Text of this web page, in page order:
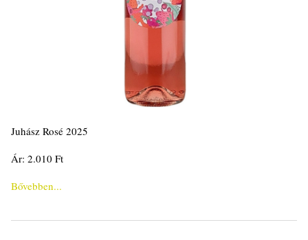
Juhász Rosé 2025
Ár: 2.010 Ft
Bővebben...